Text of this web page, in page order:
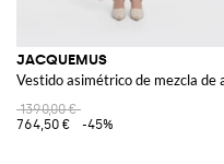
JACQUEMUS
Vestido asimétrico de mezcla de
1390,00 €
764,50 €
-45%